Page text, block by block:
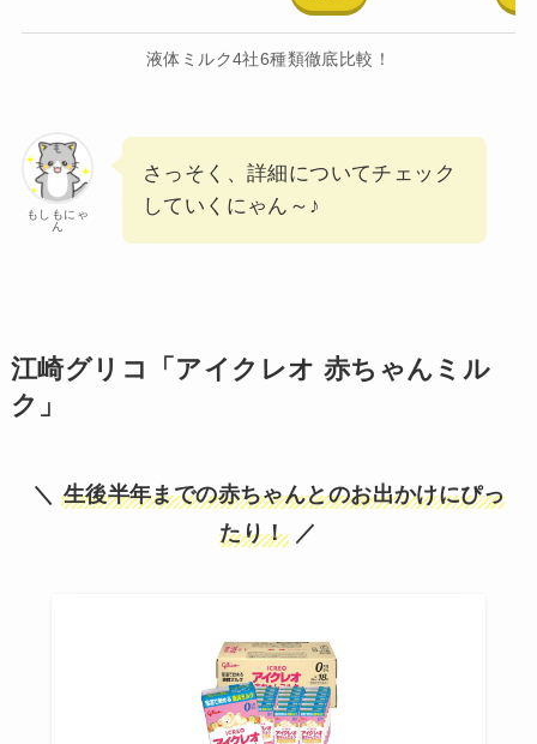
液体ミルク4社6種類徹底比較！
もしもにゃ
ん
さっそく、詳細についてチェック
していくにゃん～♪
江崎グリコ「アイクレオ 赤ちゃんミル
ク」
＼ 生後半年までの赤ちゃんとのお出かけにぴっ
たり！／